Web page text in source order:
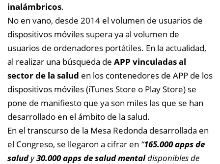
inalámbricos.
No en vano, desde 2014 el volumen de usuarios de
dispositivos móviles supera ya al volumen de
usuarios de ordenadores portátiles. En la actualidad,
al realizar una búsqueda de APP vinculadas al
sector de la salud en los contenedores de APP de los
dispositivos móviles (iTunes Store o Play Store) se
pone de manifiesto que ya son miles las que se han
desarrollado en el ámbito de la salud.
En el transcurso de la Mesa Redonda desarrollada en
el Congreso, se llegaron a cifrar en “165.000 apps de
saludy30.000 apps de salud mentaldisponibles de